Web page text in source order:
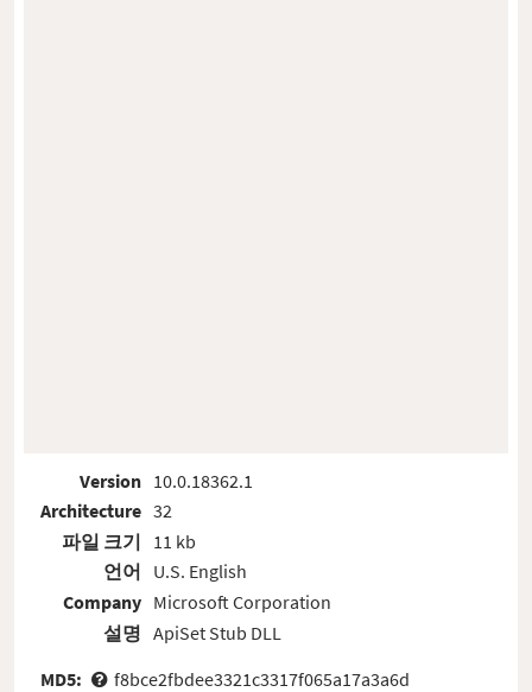
Version
Architecture
파일 크기
언어
Company
설명
10.0.18362.1
32
11 kb
U.S. English
Microsoft Corporation
ApiSet Stub DLL
MD5:
f8bce2fbdee3321c3317f065a17a3a6d